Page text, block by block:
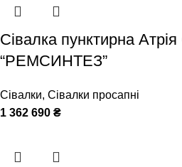
Сівалка пунктирна Атрія
“РЕМСИНТЕЗ”
Сівалки, Сівалки просапні
1 362 690 ₴